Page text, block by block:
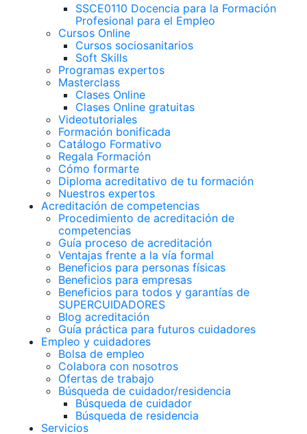
SSCE0110 Docencia para la Formación
Profesional para el Empleo
Cursos Online
Cursos sociosanitarios
Soft Skills
Programas expertos
Masterclass
Clases Online
Clases Online gratuitas
Videotutoriales
Formación bonificada
Catálogo Formativo
Regala Formación
Cómo formarte
Diploma acreditativo de tu formación
Nuestros expertos
Acreditación de competencias
Procedimiento de acreditación de
competencias
Guía proceso de acreditación
Ventajas frente a la vía formal
Beneficios para personas físicas
Beneficios para empresas
Beneficios para todos y garantías de
SUPERCUIDADORES
Blog acreditación
Guía práctica para futuros cuidadores
Empleo y cuidadores
Bolsa de empleo
Colabora con nosotros
Ofertas de trabajo
Búsqueda de cuidador/residencia
Búsqueda de cuidador
Búsqueda de residencia
Servicios